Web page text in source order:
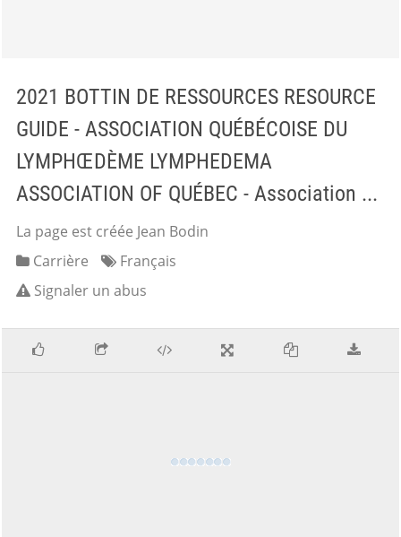
2021 BOTTIN DE RESSOURCES RESOURCE
GUIDE - ASSOCIATION QUÉBÉCOISE DU
LYMPHŒDÈME LYMPHEDEMA
ASSOCIATION OF QUÉBEC - Association ...
La page est créée Jean Bodin
Carrière
Français
Signaler un abus